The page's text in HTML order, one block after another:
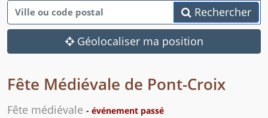
Rechercher
Géolocaliser ma position
Fête Médiévale de Pont-Croix
Fête médiévale - événement passé